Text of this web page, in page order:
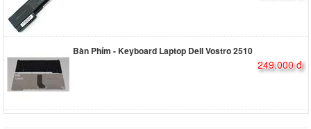
Bàn Phím - Keyboard Laptop Dell Vostro 2510
249.000 đ